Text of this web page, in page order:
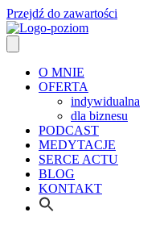
Przejdź do zawartości
O MNIE
OFERTA
indywidualna
dla biznesu
PODCAST
MEDYTACJE
SERCE ACTU
BLOG
KONTAKT